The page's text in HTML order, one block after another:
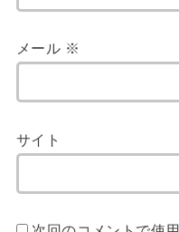
メール ※
サイト